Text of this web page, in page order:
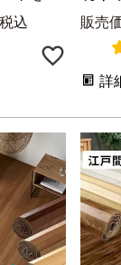
税込
販売
詳